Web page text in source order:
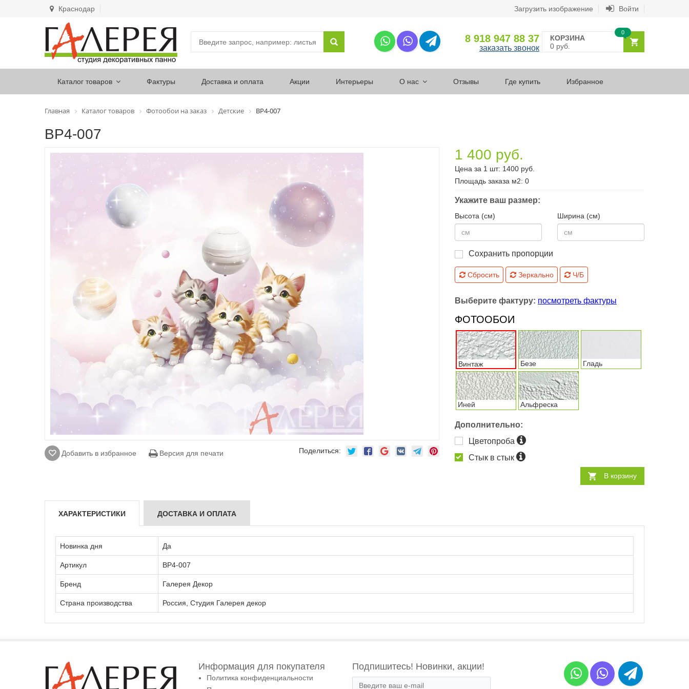
Краснодар Загрузить изображение Войти
8 918 947 88 37
заказать звонок
КОРЗИНА
0 руб.
0
Каталог товаров Фактуры Доставка и оплата Акции Интерьеры О нас Отзывы Где купить Избранное
Главная Каталог товаров Фотообои на заказ Детские ВР4-007
ВР4-007
Добавить в избранное Версия для печати Поделиться:
1 400 руб.
Цена за 1 шт: 1400 руб.
Площадь заказа м2: 0
Укажите ваш размер:
Высота (см) Ширина (см)
Сохранить пропорции
Сбросить Зеркально Ч/Б
Выберите фактуру: посмотреть фактуры
ФОТООБОИ
Винтаж Безе Гладь
Иней Альфреска
Дополнительно:
Цветопроба
Стык в стык
В корзину
ХАРАКТЕРИСТИКИ ДОСТАВКА И ОПЛАТА
Новинка дня Да
Артикул ВР4-007
Бренд Галерея Декор
Страна производства Россия, Студия Галерея декор
Информация для покупателя
Политика конфиденциальности
Подпишитесь! Новинки, акции!